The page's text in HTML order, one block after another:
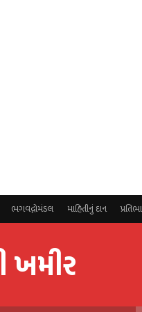
ભગવદ્ગોમંડલ માહિતીનું દાન
ખમીર